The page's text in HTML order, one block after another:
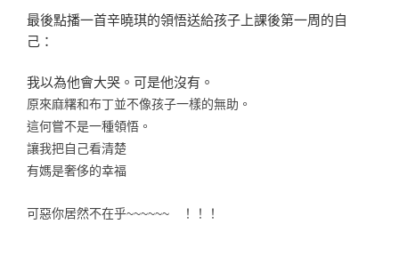
最後點播一首辛曉琪的領悟送給孩子上課後第一周的自
己：
我以為他會大哭。可是他沒有。
原來麻糬和布丁並不像孩子一樣的無助。
這何嘗不是一種領悟。
讓我把自己看清楚
有媽是奢侈的幸福
可惡你居然不在乎~~~~~~ ！！！